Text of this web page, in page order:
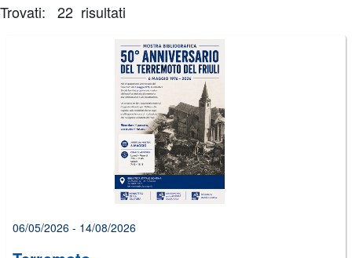
È
Trovati: 22 risultati
06/05/2026 - 14/08/2026